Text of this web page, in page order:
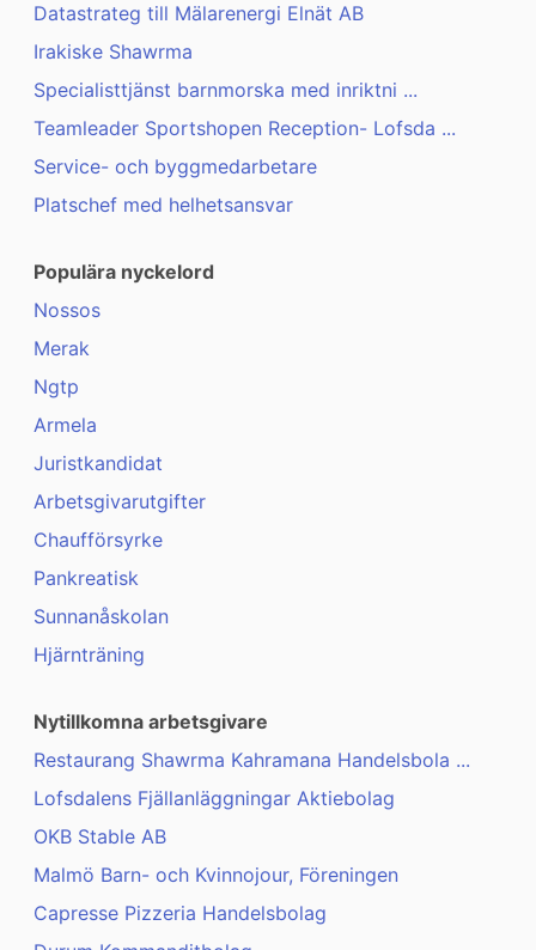
Datastrateg till Mälarenergi Elnät AB
Irakiske Shawrma
Specialisttjänst barnmorska med inriktni ...
Teamleader Sportshopen Reception- Lofsda ...
Service- och byggmedarbetare
Platschef med helhetsansvar
Populära nyckelord
Nossos
Merak
Ngtp
Armela
Juristkandidat
Arbetsgivarutgifter
Chaufförsyrke
Pankreatisk
Sunnanåskolan
Hjärnträning
Nytillkomna arbetsgivare
Restaurang Shawrma Kahramana Handelsbola ...
Lofsdalens Fjällanläggningar Aktiebolag
OKB Stable AB
Malmö Barn- och Kvinnojour, Föreningen
Capresse Pizzeria Handelsbolag